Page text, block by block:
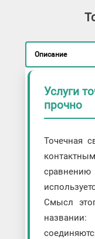
Описание
Услуги
прочно
Точечная
Смысл